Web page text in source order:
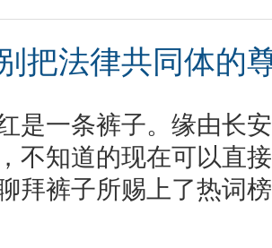
把法律共同体的
是一条裤子。缘由长
不知道的现在可以直
拜裤子所赐上了热词